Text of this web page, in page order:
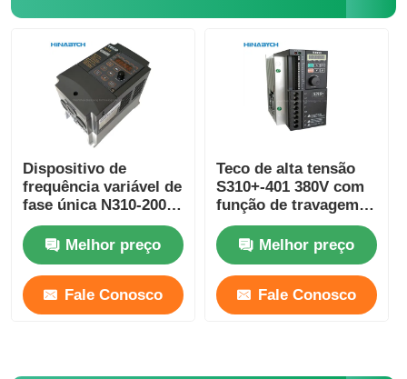
Fábrica
Controle de Qualidade
Fale Conosco
Pedir um orçamento
unidade de frequência variável
Dispositivo de
frequência variável de
fase única N310-2001-
Hxc 220V 0,75kw VFD
Drive TecoMelhor preço
Fale Conosco
Teco de alta tensão
S310+-401 380V com
função de travagem
/402/403/405-H3bcdc
Melhor preço
Fale Conosco